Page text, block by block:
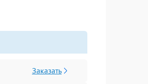
Заказать